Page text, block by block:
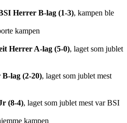
Herrer B-lag (1-3), kampen ble
kampen
Herrer A-lag (5-0), laget som jublet
lag (2-20), laget som jublet mest
(8-4), laget som jublet mest var BSI
kampen